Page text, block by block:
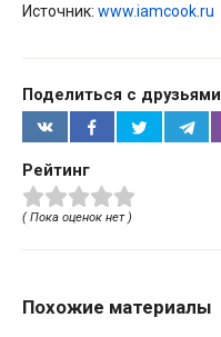
Источник: www.iamcook.ru
Поделиться с друзьями
Рейтинг
( Пока оценок нет )
Похожие материалы